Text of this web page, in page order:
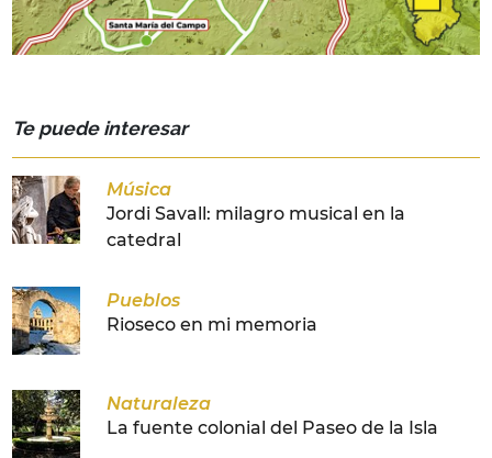
Te puede interesar
Música
Jordi Savall: milagro musical en la
catedral
Pueblos
Rioseco en mi memoria
Naturaleza
La fuente colonial del Paseo de la Isla